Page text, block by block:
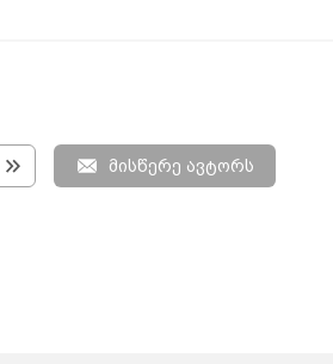
მისწერე ავტორს